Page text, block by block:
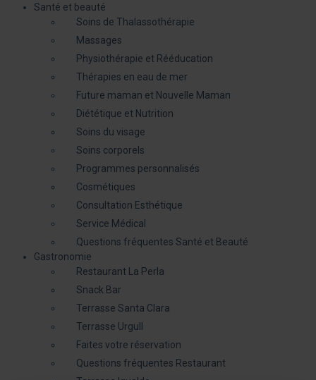
Santé et beauté
Soins de Thalassothérapie
Massages
Physiothérapie et Rééducation
Thérapies en eau de mer
Future maman et Nouvelle Maman
Diététique et Nutrition
Soins du visage
Soins corporels
Programmes personnalisés
Cosmétiques
Consultation Esthétique
Service Médical
Questions fréquentes Santé et Beauté
Gastronomie
Restaurant La Perla
Snack Bar
Terrasse Santa Clara
Terrasse Urgull
Faites votre réservation
Questions fréquentes Restaurant